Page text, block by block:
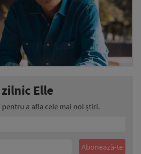
Elle
pentru a afla cele mai noi știri.